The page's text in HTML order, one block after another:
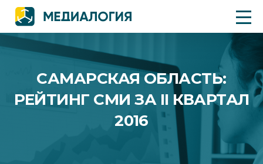
САМАРСКАЯ ОБЛАСТЬ:
РЕЙТИНГ СМИ ЗА II КВАРТАЛ
2016